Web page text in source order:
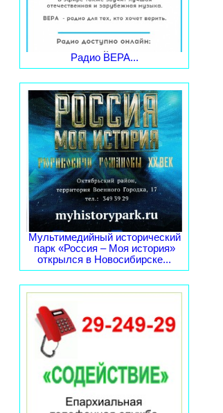
Радио ВЕРА...
Мультимедийный исторический
парк «Россия – Моя история»
открылся в Новосибирске...